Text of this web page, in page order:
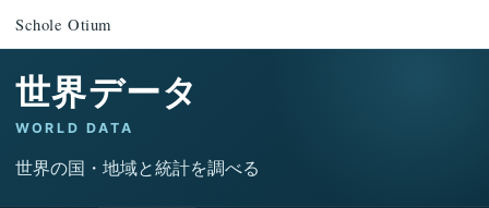
Schole Otium
世界データ
WORLD DATA
世界の国・地域と統計を調べる